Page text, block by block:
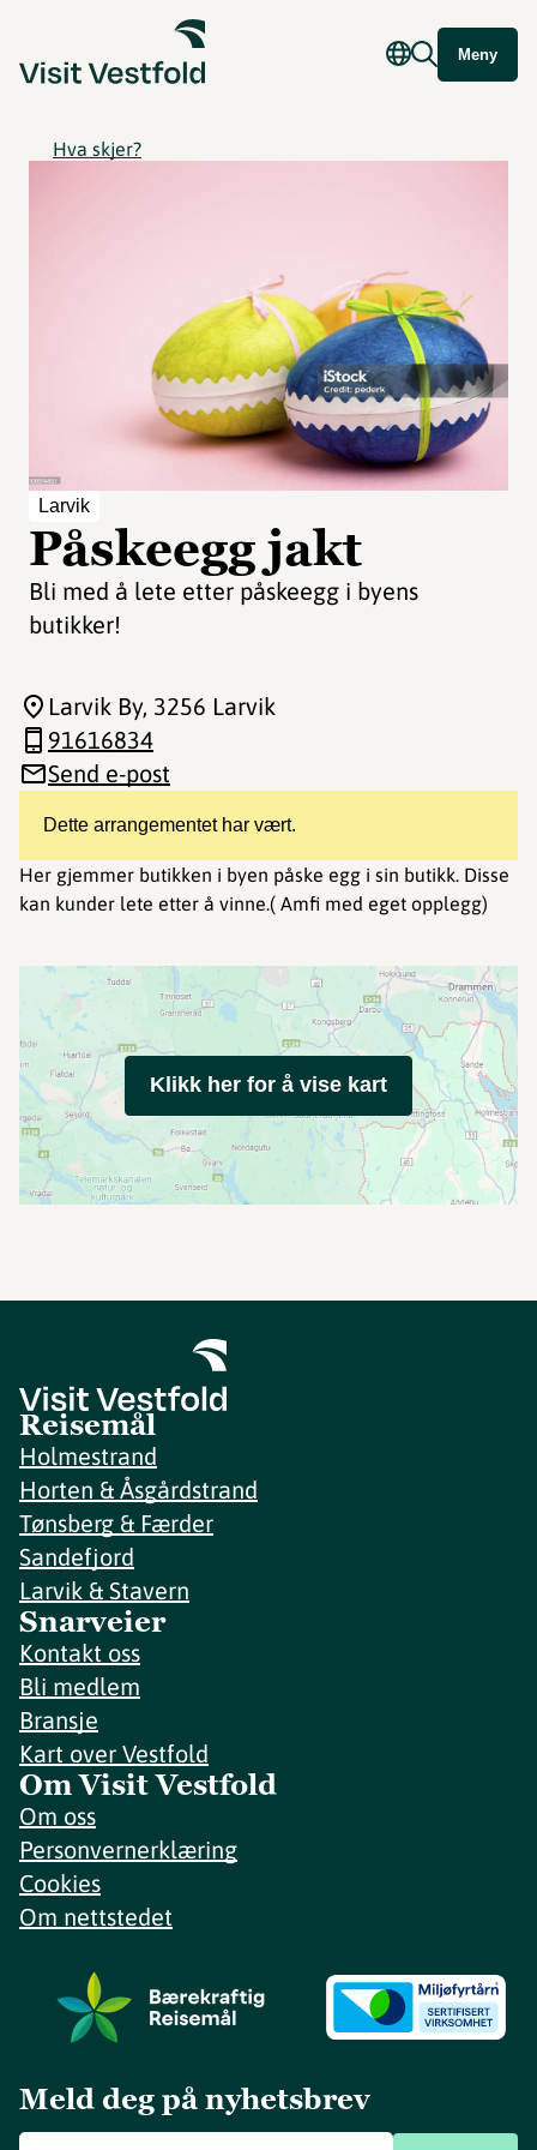
Meny
Hva skjer?
Larvik
Påskeegg jakt
Bli med å lete etter påskeegg i byens
butikker!
Dette arrangementet har vært.
Her gjemmer butikken i byen påske egg i sin butikk. Disse
kan kunder lete etter å vinne.( Amfi med eget opplegg)
Larvik By, 3256 Larvik
91616834
Send e-post
Klikk her for å vise kart
Reisemål
Holmestrand
Horten & Åsgårdstrand
Tønsberg & Færder
Sandefjord
Larvik & Stavern
Snarveier
Kontakt oss
Bli medlem
Bransje
Kart over Vestfold
Om Visit Vestfold
Om oss
Personvernerklæring
Cookies
Om nettstedet
Meld deg på nyhetsbrev